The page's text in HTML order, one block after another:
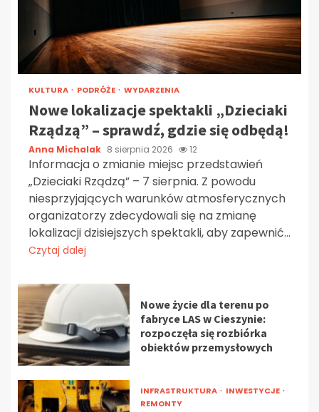
KULTURA PODRÓŻE WYDARZENIA
Nowe lokalizacje spektakli „Dzieciaki
Rządzą” – sprawdź, gdzie się odbędą!
Anna Michalak 8 sierpnia 2026 12
Informacja o zmianie miejsc przedstawień
„Dzieciaki Rządzą” – 7 sierpnia. Z powodu
niesprzyjających warunków atmosferycznych
organizatorzy zdecydowali się na zmianę
lokalizacji dzisiejszych spektakli, aby zapewnić...
Czytaj dalej
Nowe życie dla terenu po
fabryce LAS w Cieszynie:
rozpoczęła się rozbiórka
obiektów przemysłowych
INFRASTRUKTURA
INWESTYCJE
REMONTY